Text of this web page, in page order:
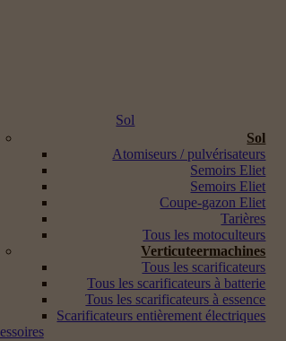
Sol
Sol
Atomiseurs / pulvérisateurs
Semoirs Eliet
Semoirs Eliet
Coupe-gazon Eliet
Tarières
Tous les motoculteurs
Verticuteermachines
Tous les scarificateurs
Tous les scarificateurs à batterie
Tous les scarificateurs à essence
Scarificateurs entièrement électriques